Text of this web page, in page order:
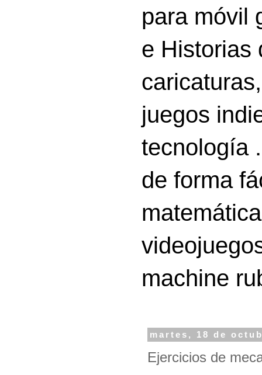
para móvil
e Historias
juegos
tecnología
de forma
machine
martes, 18 de
Ejercicios de